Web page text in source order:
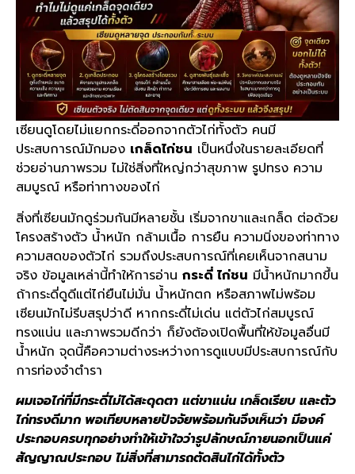
เซียนดูโดยไม่แยกกระดี่ออกจากตัวไก่ทั้งตัว คนมี
ประสบการณ์มักมอง เกล็ดไก่ชน เป็นหนึ่งในรายละเอียดที่
ช่วยอ่านภาพรวม ไม่ใช่สิ่งที่ใหญ่กว่าสุขภาพ รูปทรง ความ
สมบูรณ์ หรือท่าทางของไก่
สิ่งที่เซียนมักดูร่วมกันมีหลายชั้น เริ่มจากขาและเกล็ด ต่อด้วย
โครงสร้างตัว น้ำหนัก กล้ามเนื้อ การยืน ความนิ่งของท่าทาง
ความสดของตัวไก่ รวมถึงประสบการณ์ที่เคยเห็นจากสนาม
จริง ข้อมูลเหล่านี้ทำให้การอ่าน กระดี่ ไก่ชน มีน้ำหนักมากขึ้น
ถ้ากระดี่ดูดีแต่ไก่ยืนไม่มั่น น้ำหนักตก หรือสภาพไม่พร้อม
เซียนมักไม่รีบสรุปว่าดี หากกระดี่ไม่เด่น แต่ตัวไก่สมบูรณ์
ทรงแน่น และภาพรวมดีกว่า ก็ยังต้องเปิดพื้นที่ให้ข้อมูลอื่นมี
น้ำหนัก จุดนี้คือความต่างระหว่างการดูแบบมีประสบการณ์กับ
การท่องจำตำรา
ผมเจอไก่ที่มีกระดี่ไม่ได้สะดุดตา แต่ขาแน่น เกล็ดเรียบ และตัว
ไก่ทรงดีมาก พอเทียบหลายปัจจัยพร้อมกันจึงเห็นว่า มีองค์
ประกอบครบทุกอย่างทำให้เข้าใจว่ารูปลักษณ์ภายนอกเป็นแค่
สัญญาณประกอบ ไม่สิ่งที่สามารถตัดสินไก่ได้ทั้งตัว